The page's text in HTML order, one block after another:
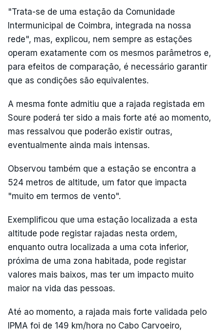
"Trata-se de uma estação da Comunidade
Intermunicipal de Coimbra, integrada na nossa
rede", mas, explicou, nem sempre as estações
operam exatamente com os mesmos parâmetros e,
para efeitos de comparação, é necessário garantir
que as condições são equivalentes.
A mesma fonte admitiu que a rajada registada em
Soure poderá ter sido a mais forte até ao momento,
mas ressalvou que poderão existir outras,
eventualmente ainda mais intensas.
Observou também que a estação se encontra a
524 metros de altitude, um fator que impacta
"muito em termos de vento".
Exemplificou que uma estação localizada a esta
altitude pode registar rajadas nesta ordem,
enquanto outra localizada a uma cota inferior,
próxima de uma zona habitada, pode registar
valores mais baixos, mas ter um impacto muito
maior na vida das pessoas.
Até ao momento, a rajada mais forte validada pelo
IPMA foi de 149 km/hora no Cabo Carvoeiro,